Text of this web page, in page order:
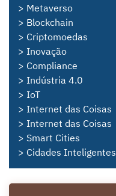
> Metaverso
> Blockchain
> Criptomoedas
> Inovação
> Compliance
> Indústria 4.0
> IoT
> Internet das Coisas
> Internet das Coisas
> Smart Cities
> Cidades Inteligentes